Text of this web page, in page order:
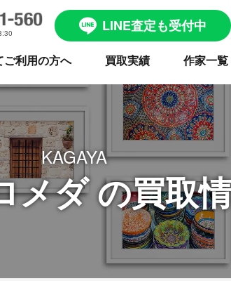
LINE査定も受付中
ご利用の方へ 買取実績 作家一覧
KAGAYA
メダ の買取